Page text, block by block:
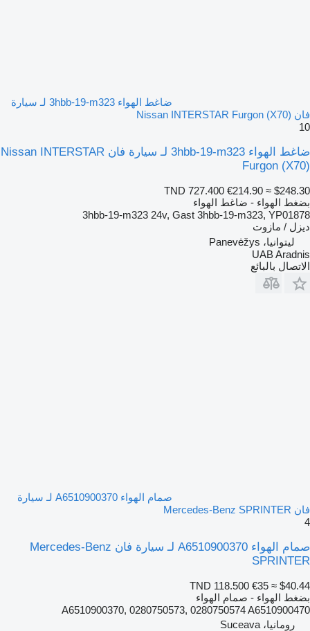
ضاغط الهواء 3hbb-19-m323 لـ سيارة
فان Nissan INTERSTAR Furgon (X70)
10
ضاغط الهواء 3hbb-19-m323 لـ سيارة فان Nissan INTERSTAR
Furgon (X70)
TND 727.400 €214.90 ≈ $248.30
بضغط الهواء - ضاغط الهواء
3hbb-19-m323 24v, Gast 3hbb-19-m323, YP01878
ديزل / مازوت
ليتوانيا، Panevėžys
UAB Aradnis
الاتصال بالبائع
صمام الهواء A6510900370 لـ سيارة
فان Mercedes-Benz SPRINTER
4
صمام الهواء A6510900370 لـ سيارة فان Mercedes-Benz
SPRINTER
TND 118.500 €35 ≈ $40.44
بضغط الهواء - صمام الهواء
A6510900370, 0280750573, 0280750574 A6510900470
رومانيا، Suceava